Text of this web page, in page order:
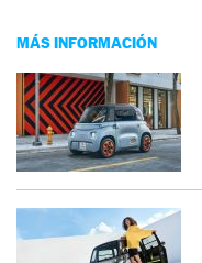
MÁS INFORMACIÓN